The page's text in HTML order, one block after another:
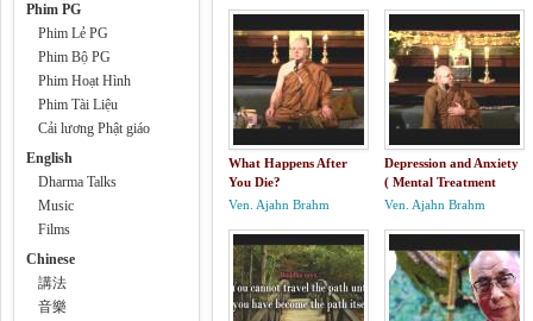
Phim PG
Phim Lẻ PG
Phim Bộ PG
Phim Hoạt Hình
Phim Tài Liệu
Cải lương Phật giáo
English
Dharma Talks
Music
Films
Chinese
講法
音樂
What Happens After
You Die?
Ven. Ajahn Brahm
Depression and Anxiety
( Mental Treatment
symptoms causes signs
clinical)
Ven. Ajahn Brahm